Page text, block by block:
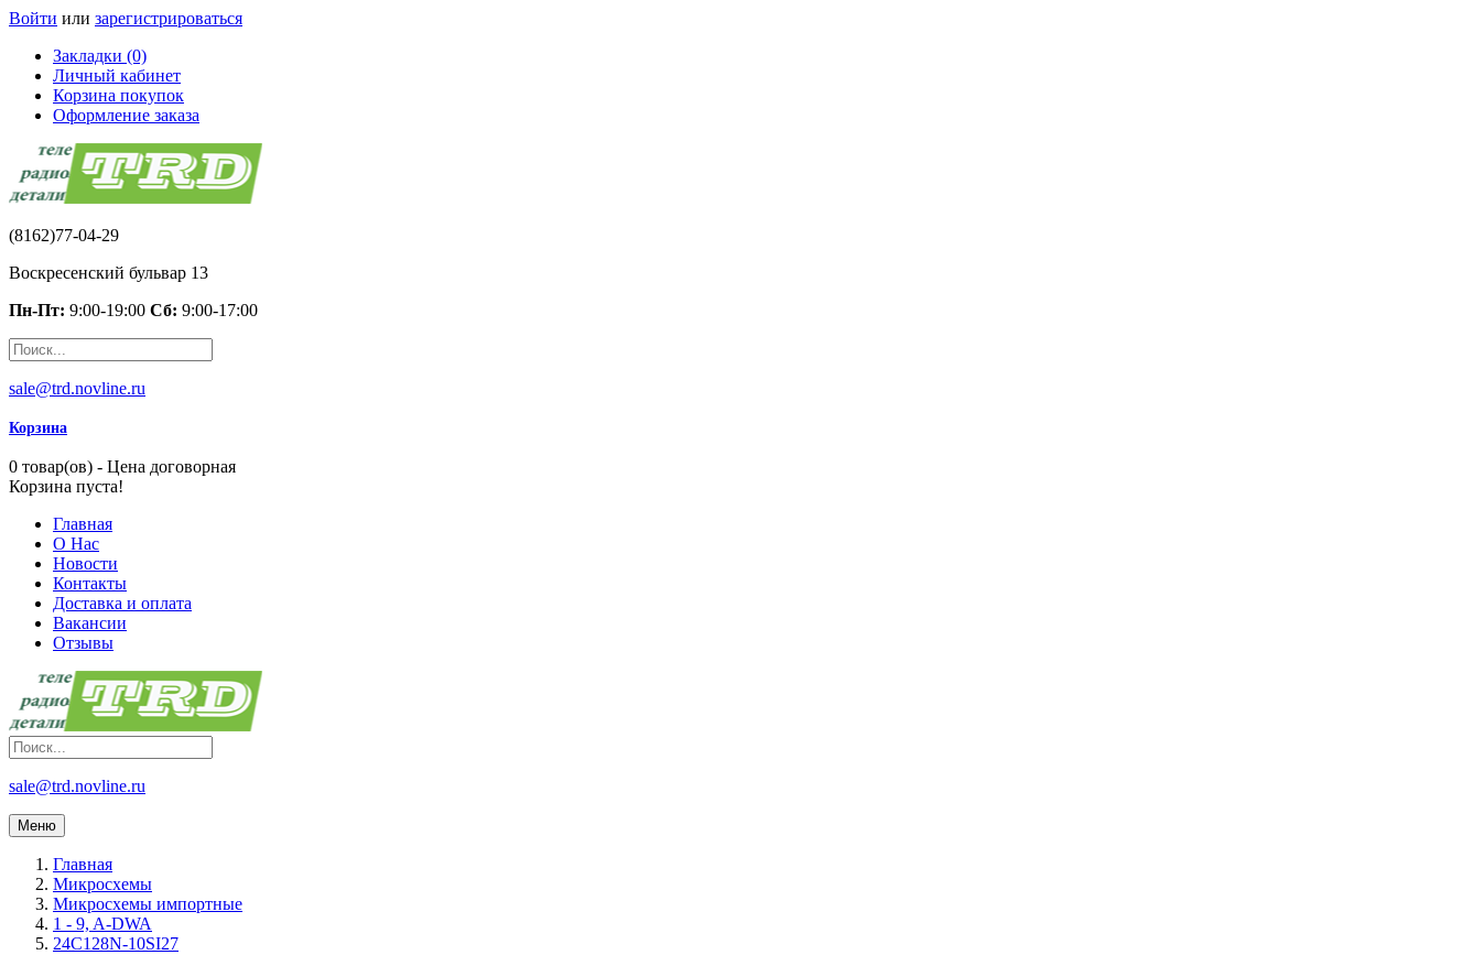
Войти или зарегистрироваться
Закладки (0)
Личный кабинет
Корзина покупок
Оформление заказа
(8162)77-04-29
Воскресенский бульвар 13
Пн-Пт: 9:00-19:00 Сб: 9:00-17:00
sale@trd.novline.ru
Корзина
0 товар(ов) - Цена договорная
Корзина пуста!
Главная
О Нас
Новости
Контакты
Доставка и оплата
Вакансии
Отзывы
sale@trd.novline.ru
Меню
Главная
Микросхемы
Микросхемы импортные
1 - 9, A-DWA
24C128N-10SI27